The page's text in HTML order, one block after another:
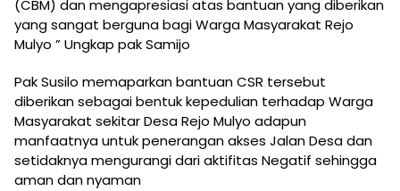
(CBM) dan mengapresiasi atas bantuan yang diberikan
yang sangat berguna bagi Warga Masyarakat Rejo
Mulyo ” Ungkap pak Samijo
Pak Susilo memaparkan bantuan CSR tersebut
diberikan sebagai bentuk kepedulian terhadap Warga
Masyarakat sekitar Desa Rejo Mulyo adapun
manfaatnya untuk penerangan akses Jalan Desa dan
setidaknya mengurangi dari aktifitas Negatif sehingga
aman dan nyaman